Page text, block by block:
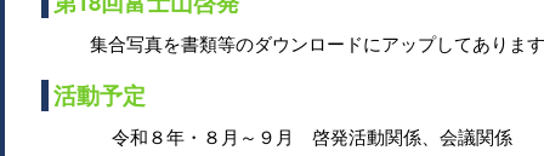
集合写真を書類等のダウンロードにアップしてありま
活動予定
令和８年・８月～９月 啓発活動関係、会議関係